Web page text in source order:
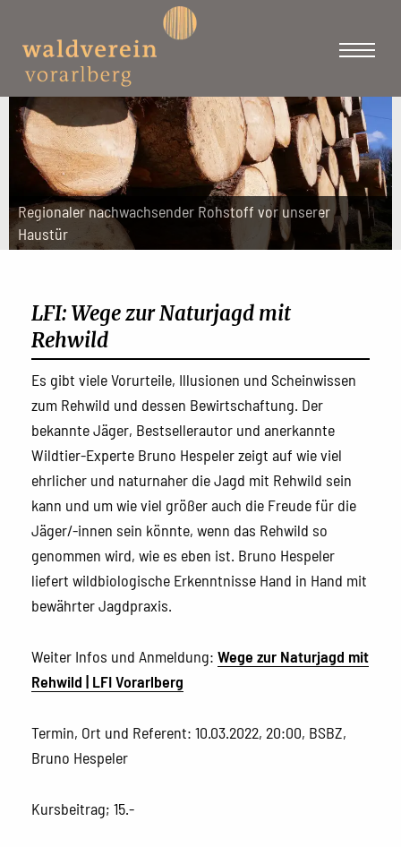
Regionaler nachwachsender Rohstoff vor unserer
Haustür
LFI: Wege zur Naturjagd mit
Rehwild
Es gibt viele Vorurteile, Illusionen und Scheinwissen
zum Rehwild und dessen Bewirtschaftung. Der
bekannte Jäger, Bestsellerautor und anerkannte
Wildtier-Experte Bruno Hespeler zeigt auf wie viel
ehrlicher und naturnaher die Jagd mit Rehwild sein
kann und um wie viel größer auch die Freude für die
Jäger/-innen sein könnte, wenn das Rehwild so
genommen wird, wie es eben ist. Bruno Hespeler
liefert wildbiologische Erkenntnisse Hand in Hand mit
bewährter Jagdpraxis.
Weiter Infos und Anmeldung: Wege zur Naturjagd mit
Rehwild | LFI Vorarlberg
Termin, Ort und Referent: 10.03.2022, 20:00, BSBZ,
Bruno Hespeler
Kursbeitrag; 15.-